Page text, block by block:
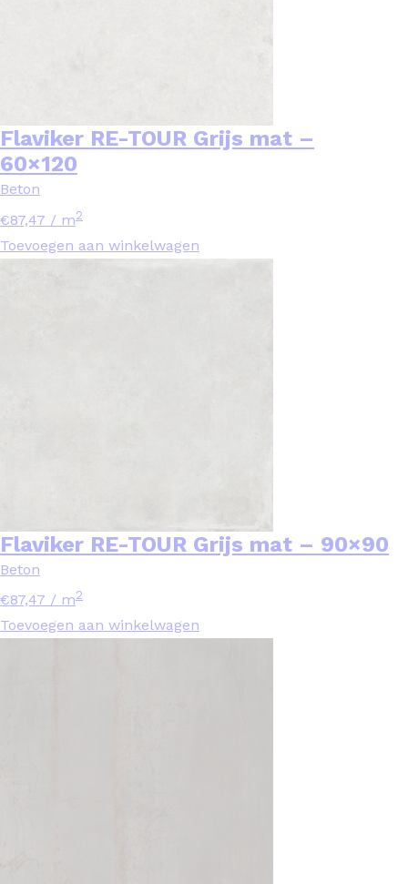
Flaviker RE-TOUR Grijs mat –
60×120
Beton
€87,47 / m2
Toevoegen aan winkelwagen
Flaviker RE-TOUR Grijs mat – 90×90
Beton
€87,47 / m2
Toevoegen aan winkelwagen